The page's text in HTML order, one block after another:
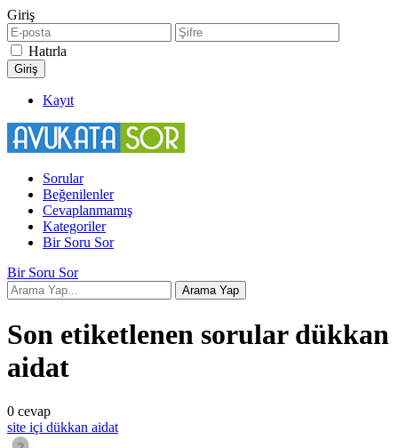
Giriş
Hatırla
Kayıt
Sorular
Beğenilenler
Cevaplanmamış
Kategoriler
Bir Soru Sor
Bir Soru Sor
Son etiketlenen sorular dükkan
aidat
0 cevap
site içi dükkan aidat